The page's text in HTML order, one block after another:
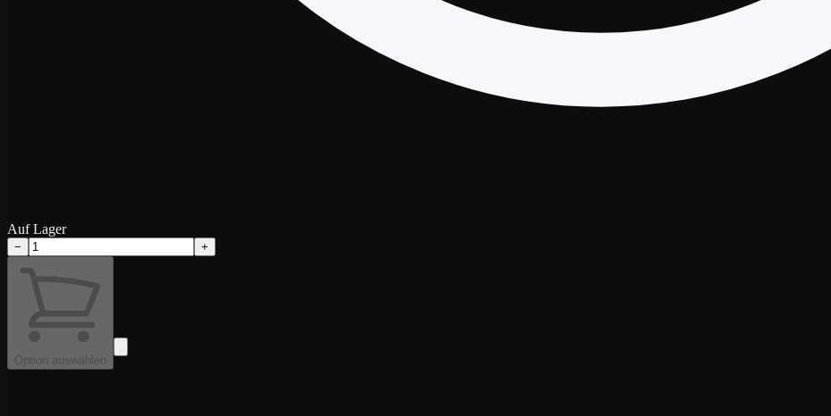
Auf Lager
− +
Option auswählen